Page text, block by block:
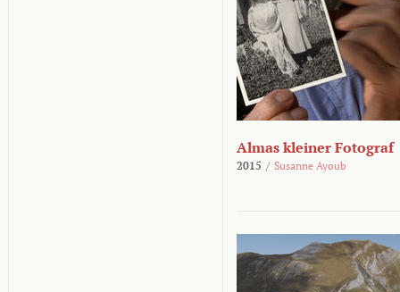
Almas kleiner Fotograf
2015 / Susanne Ayoub